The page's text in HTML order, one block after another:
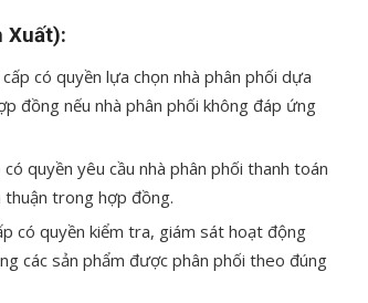
Xuất):
cấp có quyền lựa chọn nhà phân phối dựa
đồng nếu nhà phân phối không đáp ứng
có quyền yêu cầu nhà phân phối thanh toán
trong hợp đồng.
có quyền kiểm tra, giám sát hoạt động
các sản phẩm được phân phối theo đúng